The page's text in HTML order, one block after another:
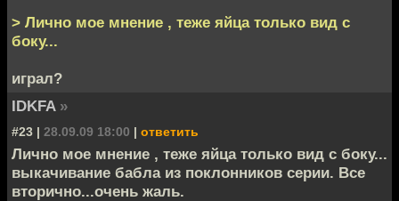
> Лично мое мнение , теже яйца только вид с
боку...
играл?
IDKFA »
#23 | 28.09.09 18:00 | ответить
Лично мое мнение , теже яйца только вид с боку...
выкачивание бабла из поклонников серии. Все
вторично...очень жаль.